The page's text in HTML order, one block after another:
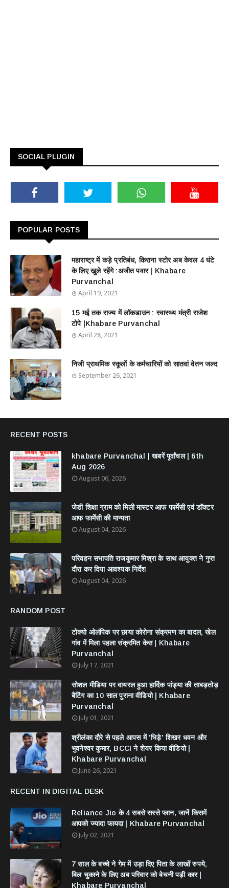
SOCIAL PLUGIN
POPULAR POSTS
महाराष्ट्र में कड़े प्रतिबंध, किराना स्टोर अब केवल 4 घंटे
के लिए खुले रहेंगे :अजीत पवार | Khabare
Purvanchal
April 19, 2021
15 मई तक राज्य में लॉकडाउन : स्वास्थ्य मंत्री राजेश
टोपे |Khabare Purvanchal
April 28, 2021
निजी प्राथमिक स्कूलों के कर्मचारियों को सातवां वेतन जल्द
September 26, 2021
RECENT POSTS
khabare Purvanchal | खबरें पूर्वांचल | 6th
Aug 2026
August 06, 2026
जेडी शिक्षा ग्राम को मिली मास्टर आफ फार्मेसी एवं डॉक्टर
आफ फार्मेसी की मान्यता
August 04, 2026
परिवहन सभापति राजकुमार मिश्रा के साथ आयुक्त ने गुप्त
दौरा कर दिया आवश्यक निर्देश
August 04, 2026
RANDOM POST
टोक्यो ओलंपिक पर छाया कोरोना संक्रमण का बादल, खेल
गांव में मिला पहला संक्रमित केस | Khabare
Purvanchal
July 17, 2021
सोशल मीडिया पर वायरल हुआ हार्दिक पांड्या की ताबड़तोड़
बैटिंग का 10 साल पुराना वीडियो | Khabare
Purvanchal
July 01, 2021
श्रीलंका दौरे से पहले आपस में 'भिड़े' शिखर धवन और
भुवनेश्वर कुमार, BCCI ने शेयर किया वीडियो |
Khabare Purvanchal
June 26, 2021
RECENT IN DIGITAL DESK
Reliance Jio के 4 सबसे सस्ते प्लान, जानें किसमें
आपको ज्यादा फायदा | Khabare Purvanchal
July 02, 2021
7 साल के बच्चे ने गेम में उड़ा दिए पिता के लाखों रुपये,
बिल चुकाने के लिए अब परिवार को बेचनी पड़ी कार |
Khabare Purvanchal